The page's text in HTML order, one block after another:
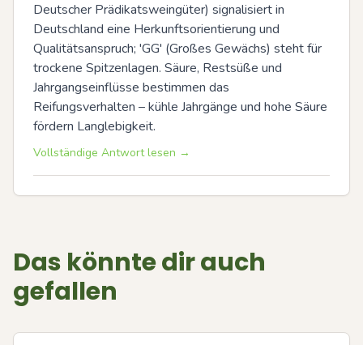
Deutscher Prädikatsweingüter) signalisiert in
Deutschland eine Herkunftsorientierung und
Qualitätsanspruch; 'GG' (Großes Gewächs) steht für
trockene Spitzenlagen. Säure, Restsüße und
Jahrgangseinflüsse bestimmen das
Reifungsverhalten – kühle Jahrgänge und hohe Säure
fördern Langlebigkeit.
Vollständige Antwort lesen →
Das könnte dir auch
gefallen